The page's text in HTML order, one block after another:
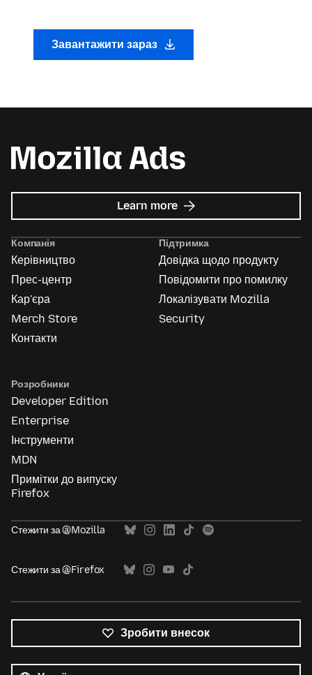
Завантажити зараз
Learn more about
Mozilla
Компанія
Керівництво
Прес-центр
Кар'єра
Merch Store
Контакти
Підтримка
Довідка щодо продукту
Повідомити про помилку
Локалізувати Mozilla
Security
Розробники
Developer Edition
Enterprise
Інструменти
MDN
Примітки до випуску
Firefox
Стежити за @Mozilla
Стежити за @Firefox
Зробити внесок
мови
Мова